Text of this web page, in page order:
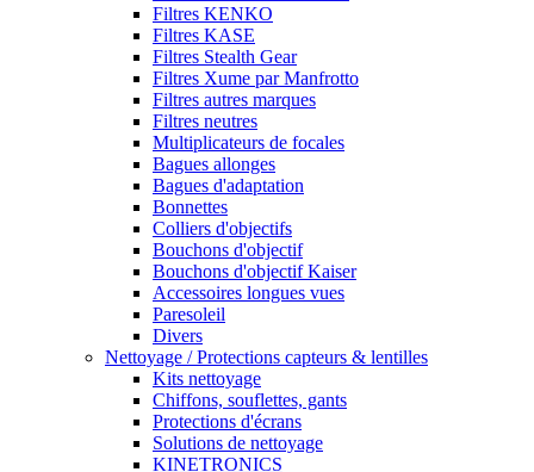
Filtres KENKO
Filtres KASE
Filtres Stealth Gear
Filtres Xume par Manfrotto
Filtres autres marques
Filtres neutres
Multiplicateurs de focales
Bagues allonges
Bagues d'adaptation
Bonnettes
Colliers d'objectifs
Bouchons d'objectif
Bouchons d'objectif Kaiser
Accessoires longues vues
Paresoleil
Divers
Nettoyage / Protections capteurs & lentilles
Kits nettoyage
Chiffons, souflettes, gants
Protections d'écrans
Solutions de nettoyage
KINETRONICS